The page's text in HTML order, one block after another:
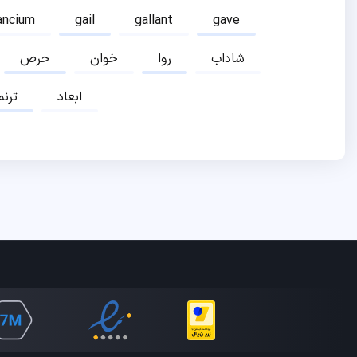
gail gallant
gave
حرص
خوان روا
شاداب
ابعاد